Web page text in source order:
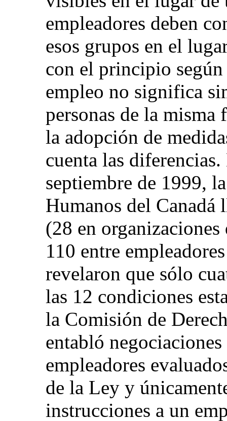
empleadores deben
esos grupos en el
con el principio
empleo no significa
personas de la misma
la adopción de
cuenta las
septiembre de 1999,
Humanos del Canadá
(28 en
110 entre
revelaron que sólo
las 12 condiciones
la Comisión de
entabló
empleadores
de la Ley y
instrucciones a un